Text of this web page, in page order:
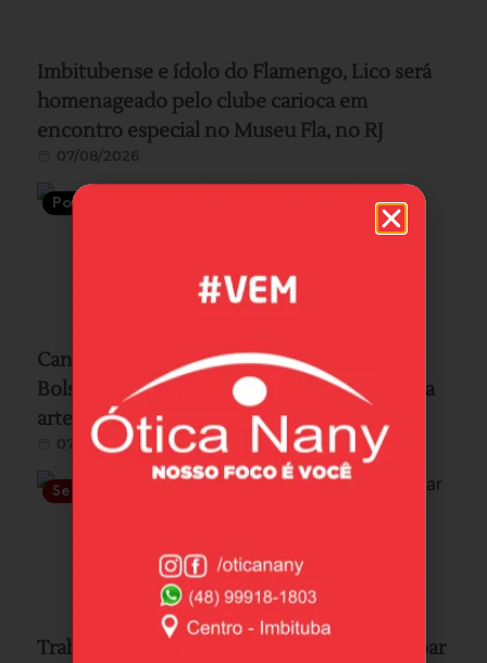
Imbitubense e ídolo do Flamengo, Lico será
homenageado pelo clube carioca em
encontro especial no Museu Fla, no RJ
07/08/2026
Política
Candidato ao Senado por SC, Carlos
Bolsonaro visita Laguna e acompanha pesca
artesanal com auxílio de botos
07/08/2026
Segurança
Trabalhador fica preso após barranco desabar